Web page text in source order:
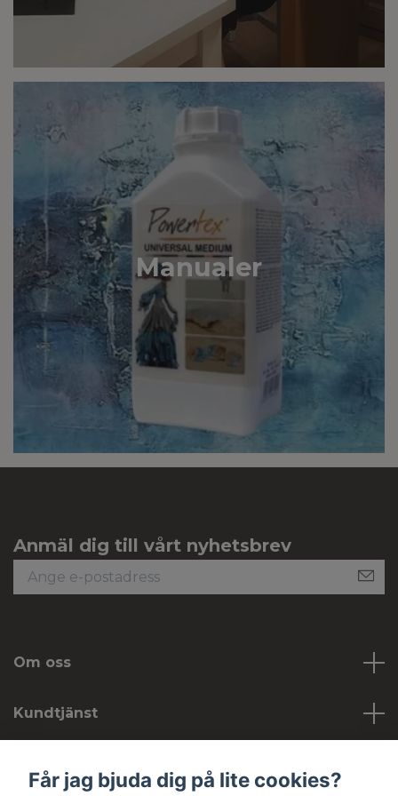
Manualer
Anmäl dig till vårt nyhetsbrev
Om oss
Kundtjänst
Får jag bjuda dig på lite cookies?